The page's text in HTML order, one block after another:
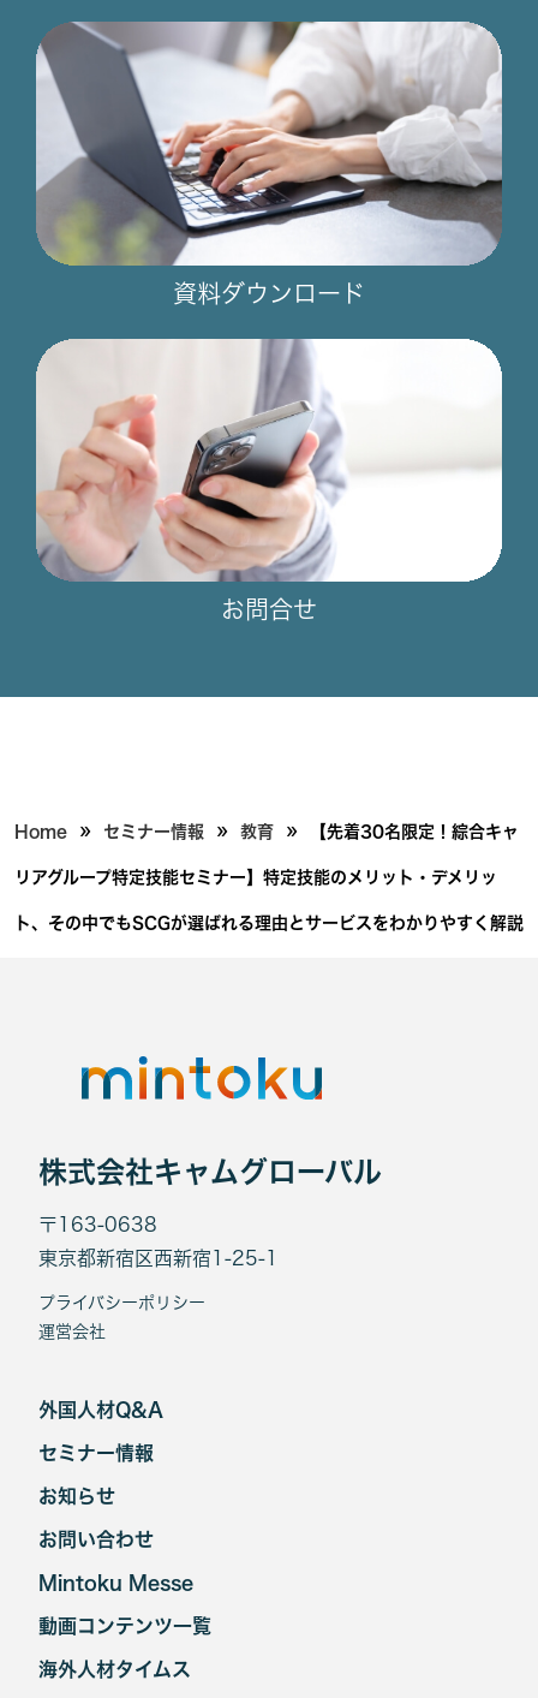
資料ダウンロード
お問合せ
Home » セミナー情報 » 教育 » 【先着30名限定！綜合キャ
リアグループ特定技能セミナー】特定技能のメリット・デメリッ
ト、その中でもSCGが選ばれる理由とサービスをわかりやすく解説
株式会社キャムグローバル
〒163-0638
東京都新宿区西新宿1-25-1
プライバシーポリシー
運営会社
外国人材Q&A
セミナー情報
お知らせ
お問い合わせ
Mintoku Messe
海外人材タイムス
動画コンテンツ一覧